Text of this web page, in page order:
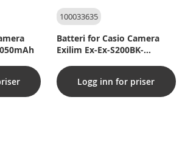
100033635
Batteri for Casio Camera
Exilim Ex-Ex-S200BK-
Logg inn for priser